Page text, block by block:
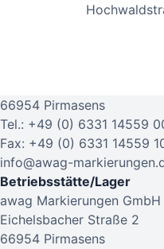
66954 Pirmasens
Tel.: +49 (0) 6331 14559
Fax: +49 (0) 6331 14559
info@awag-
Betriebsstätte/Lager
awag Markierungen GmbH
Eichelsbacher Straße 2
66954 Pirmasens